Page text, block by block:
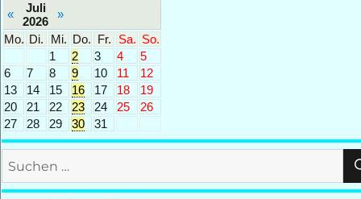
«
Juli
2026
»
Mo. Di. Mi. Do. Fr. Sa. So.
1
2 3 4
5
6
7 8 9 10 11
12
13
14 15 16 17 18
19
20
21 22 23 24 25
26
27
28 29 30 31
Suchen
nach: